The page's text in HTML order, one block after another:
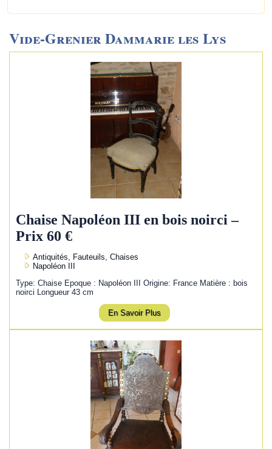
Vide-Grenier Dammarie les Lys
Chaise Napoléon III en bois noirci –
Prix 60 €
Antiquités, Fauteuils, Chaises
Napoléon III
Type: Chaise Epoque : Napoléon III Origine: France Matière : bois
noirci Longueur 43 cm
En Savoir Plus